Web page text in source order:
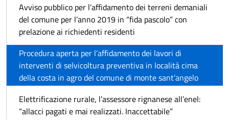
Avviso pubblico per l’affidamento dei terreni demaniali
del comune per l’anno 2019 in “fida pascolo” con
prelazione ai richiedenti residenti
Procedura aperta per l’affidamento dei lavori di
interventi di selvicoltura preventiva in località cima
della costa in agro del comune di monte sant’angelo
Elettrificazione rurale, l’assessore rignanese all’enel:
“allacci pagati e mai realizzati. Inaccettabile”